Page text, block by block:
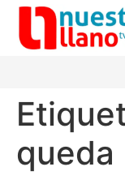
queda